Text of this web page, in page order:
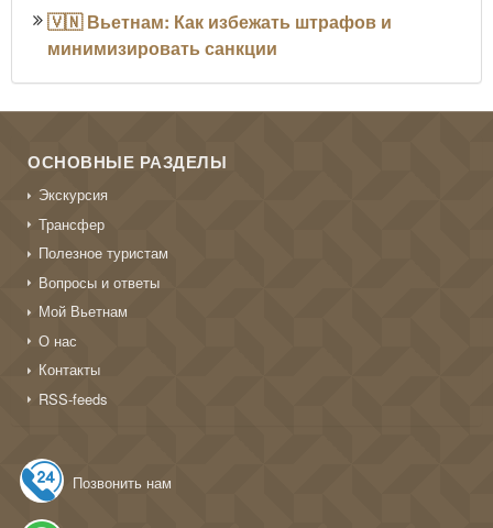
🇻🇳 Вьетнам: Как избежать штрафов и
минимизировать санкции
ОСНОВНЫЕ РАЗДЕЛЫ
Экскурсия
Трансфер
Полезное туристам
Вопросы и ответы
Мой Вьетнам
О нас
Контакты
RSS-feeds
Позвонить нам